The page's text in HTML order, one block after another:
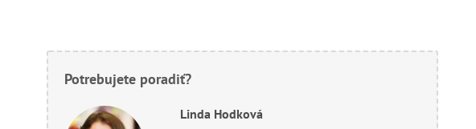
Potrebujete poradiť?
Linda Hodková